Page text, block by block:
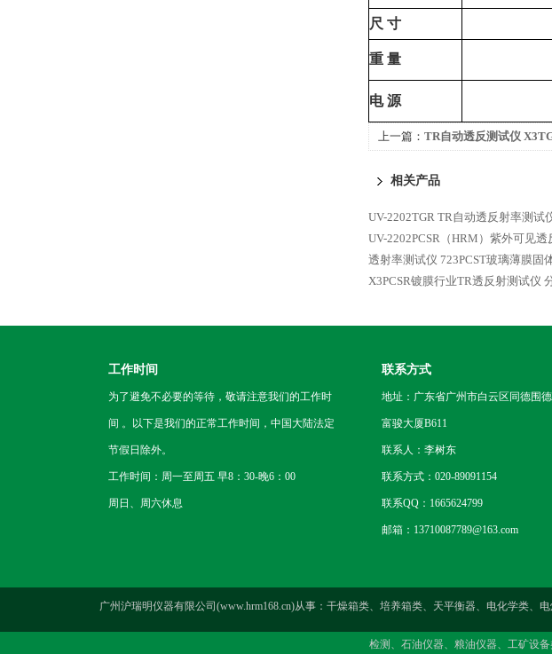
尺 寸
重 量
电 源
上一篇： TR自动透反测试仪
相关产品
UV-2202TGR TR自动透反射率测试
UV-2202PCSR（HRM）紫外可见
透射率测试仪 723PCST玻璃薄膜固
X3PCSR镀膜行业TR透反射测试仪
工作时间
为了避免不必要的等待，敬请注意我们的工作时
间 。以下是我们的正常工作时间，中国大陆法定
节假日除外。
工作时间：周一至周五 早8：30-晚6：00
周日、周六休息
联系方式
地址：广东省广州市白云区同德围
富骏大厦B611
联系人：李树东
联系方式：020-89091154
联系QQ：1665624799
邮箱：13710087789@163.com
广州沪瑞明仪器有限公司(www.hrm168.cn)从事：干燥箱类、培养箱类、天平衡器、电化学类
检测、石油仪器、粮油仪器、工矿设备